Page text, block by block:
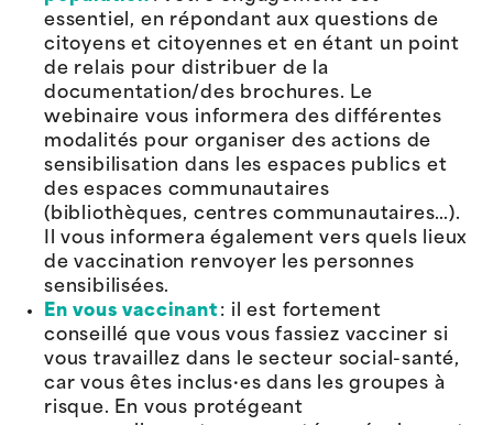
essentiel, en répondant aux questions de
citoyens et citoyennes et en étant un point
de relais pour distribuer de la
documentation/des brochures. Le
webinaire vous informera des différentes
modalités pour organiser des actions de
sensibilisation dans les espaces publics et
des espaces communautaires
(bibliothèques, centres communautaires…).
Il vous informera également vers quels lieux
de vaccination renvoyer les personnes
sensibilisées.
En vous vaccinant : il est fortement
conseillé que vous vous fassiez vacciner si
vous travaillez dans le secteur social-santé,
car vous êtes inclus·es dans les groupes à
risque. En vous protégeant